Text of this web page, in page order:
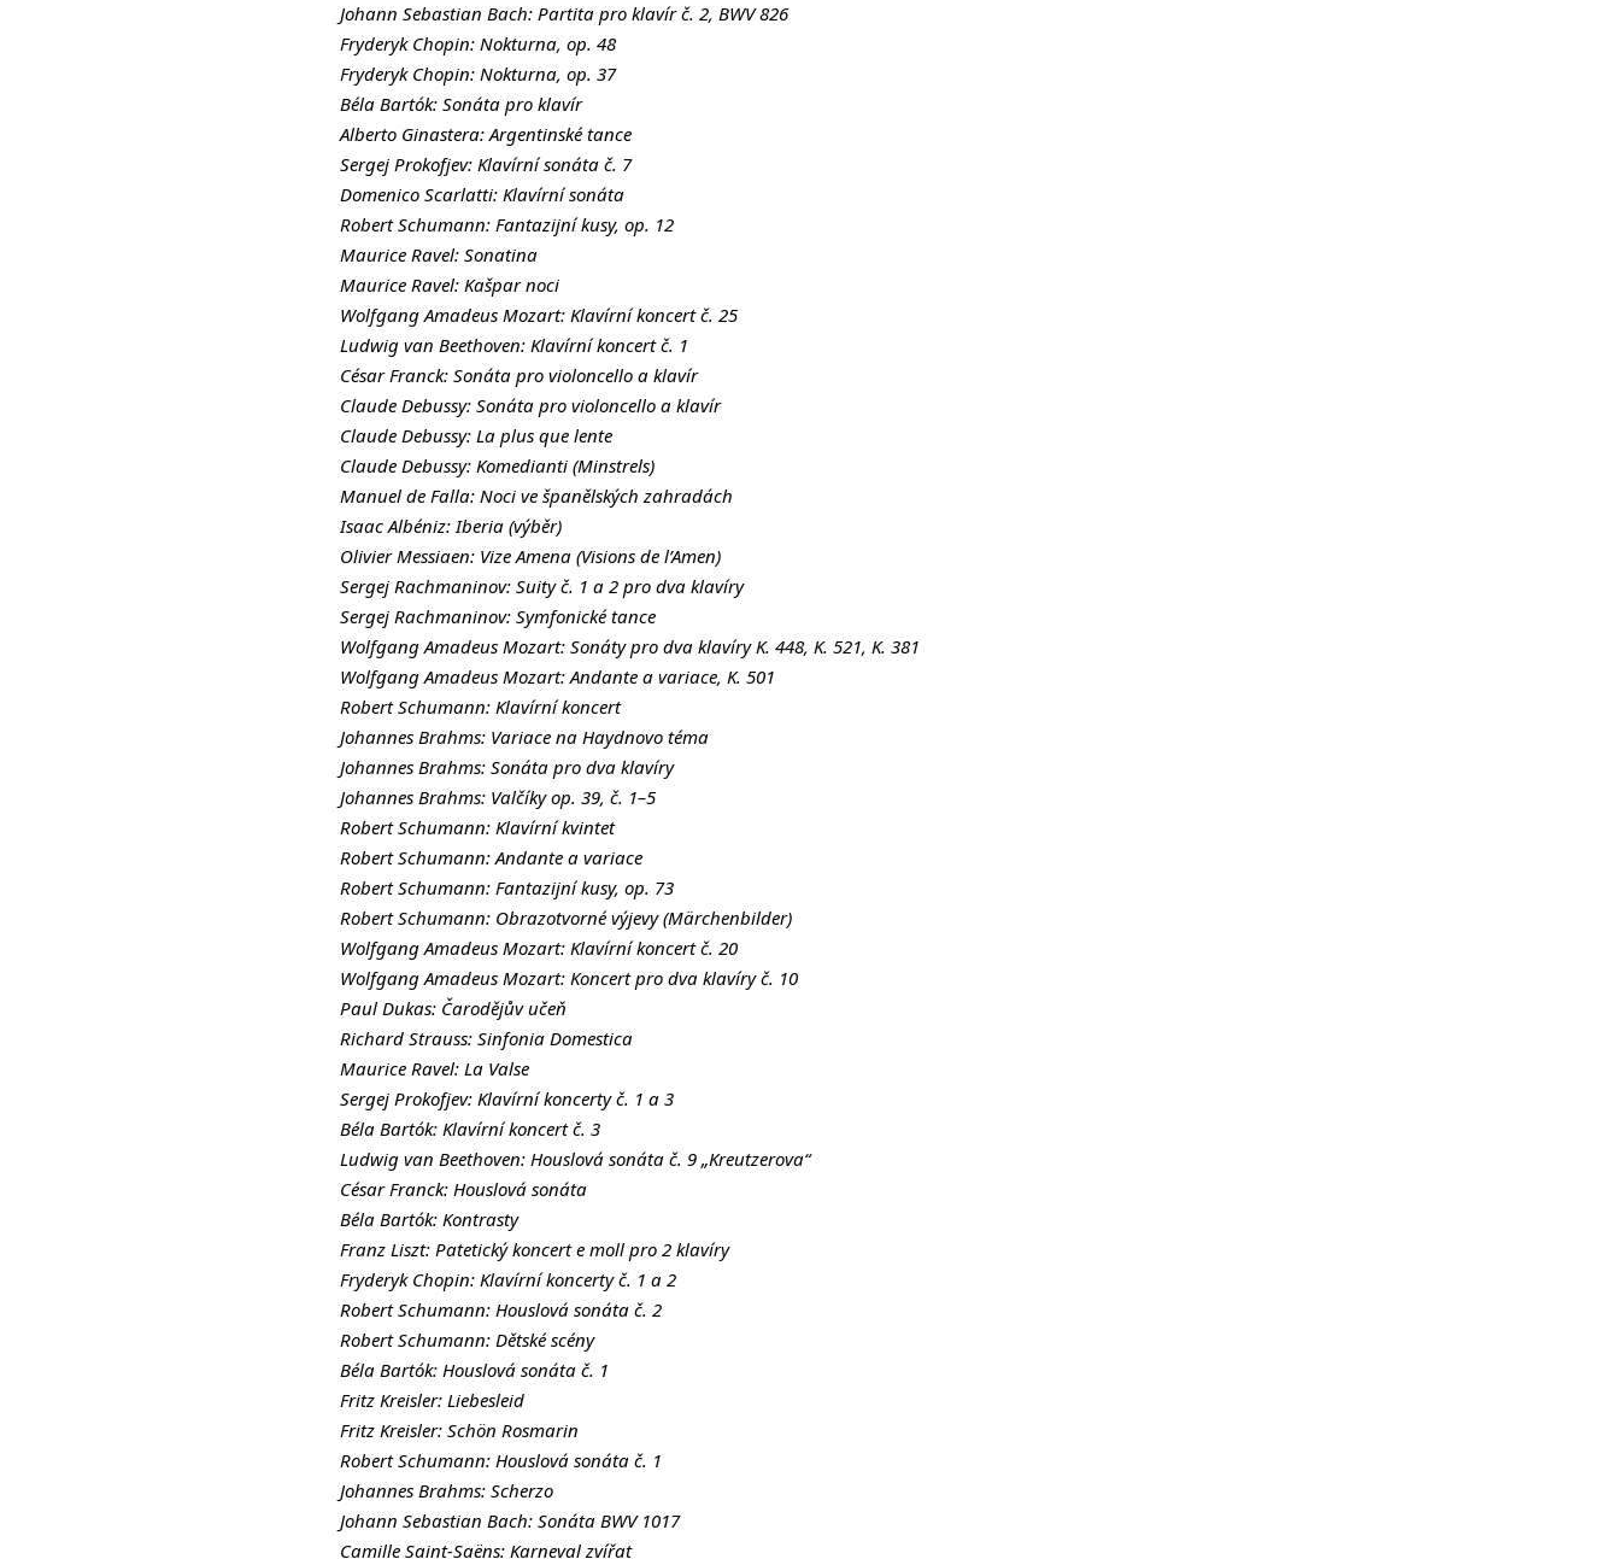
Johann Sebastian Bach: Partita pro klavír č. 2, BWV 826
Fryderyk Chopin: Nokturna, op. 48
Fryderyk Chopin: Nokturna, op. 37
Béla Bartók: Sonáta pro klavír
Alberto Ginastera: Argentinské tance
Sergej Prokofjev: Klavírní sonáta č. 7
Domenico Scarlatti: Klavírní sonáta
Robert Schumann: Fantazijní kusy, op. 12
Maurice Ravel: Sonatina
Maurice Ravel: Kašpar noci
Wolfgang Amadeus Mozart: Klavírní koncert č. 25
Ludwig van Beethoven: Klavírní koncert č. 1
César Franck: Sonáta pro violoncello a klavír
Claude Debussy: Sonáta pro violoncello a klavír
Claude Debussy: La plus que lente
Claude Debussy: Komedianti (Minstrels)
Manuel de Falla: Noci ve španělských zahradách
Isaac Albéniz: Iberia (výběr)
Olivier Messiaen: Vize Amena (Visions de l’Amen)
Sergej Rachmaninov: Suity č. 1 a 2 pro dva klavíry
Sergej Rachmaninov: Symfonické tance
Wolfgang Amadeus Mozart: Sonáty pro dva klavíry K. 448, K. 521, K. 381
Wolfgang Amadeus Mozart: Andante a variace, K. 501
Robert Schumann: Klavírní koncert
Johannes Brahms: Variace na Haydnovo téma
Johannes Brahms: Sonáta pro dva klavíry
Johannes Brahms: Valčíky op. 39, č. 1–5
Robert Schumann: Klavírní kvintet
Robert Schumann: Andante a variace
Robert Schumann: Fantazijní kusy, op. 73
Robert Schumann: Obrazotvorné výjevy (Märchenbilder)
Wolfgang Amadeus Mozart: Klavírní koncert č. 20
Wolfgang Amadeus Mozart: Koncert pro dva klavíry č. 10
Paul Dukas: Čarodějův učeň
Richard Strauss: Sinfonia Domestica
Maurice Ravel: La Valse
Sergej Prokofjev: Klavírní koncerty č. 1 a 3
Béla Bartók: Klavírní koncert č. 3
Ludwig van Beethoven: Houslová sonáta č. 9 „Kreutzerova“
César Franck: Houslová sonáta
Béla Bartók: Kontrasty
Franz Liszt: Patetický koncert e moll pro 2 klavíry
Fryderyk Chopin: Klavírní koncerty č. 1 a 2
Robert Schumann: Houslová sonáta č. 2
Robert Schumann: Dětské scény
Béla Bartók: Houslová sonáta č. 1
Fritz Kreisler: Liebesleid
Fritz Kreisler: Schön Rosmarin
Robert Schumann: Houslová sonáta č. 1
Johannes Brahms: Scherzo
Johann Sebastian Bach: Sonáta BWV 1017
Camille Saint-Saëns: Karneval zvířat